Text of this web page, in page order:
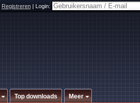
Registreren|Login:
Top downloads Meer